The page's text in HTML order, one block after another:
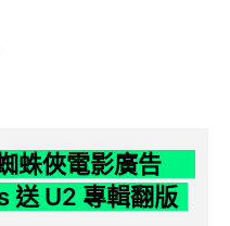
蛛俠電影廣告
送 U2 專輯翻版